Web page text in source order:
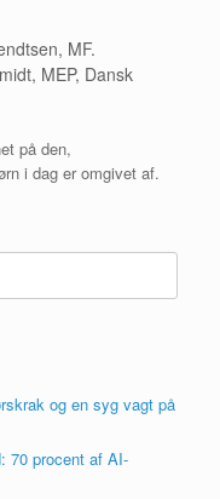
MF.
MEP, Dansk
på den,
i dag er omgivet af.
og en syg vagt på
70 procent af AI-